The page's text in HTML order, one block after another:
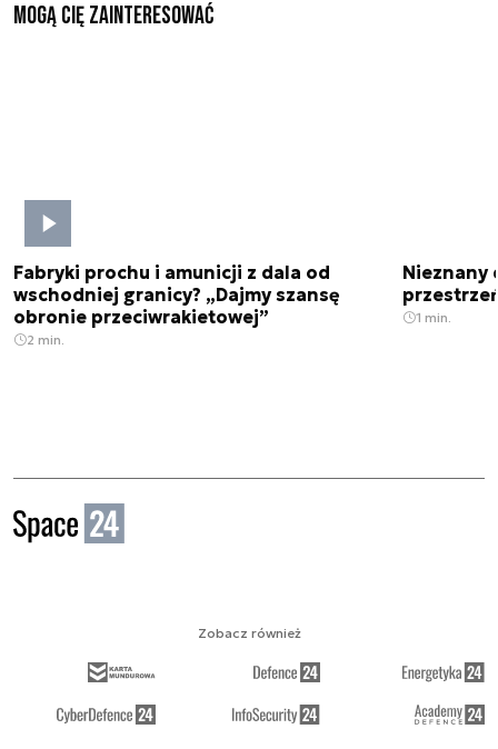
Mogą Cię zainteresować
Fabryki prochu i amunicji z dala od
wschodniej granicy? „Dajmy szansę
obronie przeciwrakietowej”
2 min.
Nieznany
1 min.
Zobacz również